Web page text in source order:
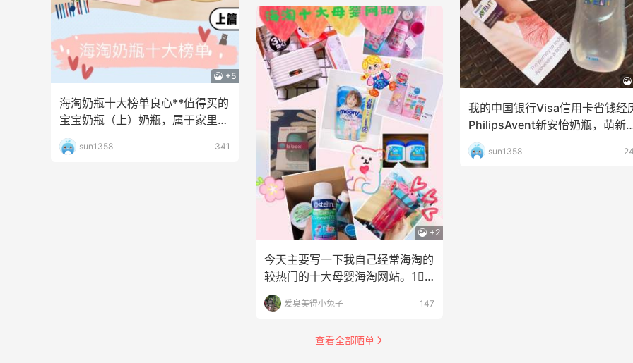
+5
海淘奶瓶十大榜单良心**值得买的
宝宝奶瓶（上）奶瓶，属于家里的
易耗品，平均三个月
sun1358 341
+2
今天主要写一下我自己经常海淘的
较热门的十大母婴海淘网站。1⃣️
亚马逊号称世界上最
爱臭美得小兔子 147
我的中国银行Visa信用卡省钱经
PhilipsAvent新安怡奶瓶，萌新
妈们
sun1358
查看全部晒单